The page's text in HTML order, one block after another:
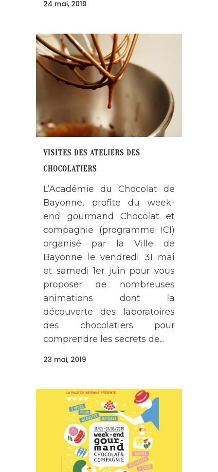
24 mai, 2019
VISITES DES ATELIERS DES
CHOCOLATIERS
L’Académie du Chocolat de
Bayonne, profite du week-
end gourmand Chocolat et
compagnie (programme ICI)
organisé par la Ville de
Bayonne le vendredi 31 mai
et samedi 1er juin pour vous
proposer de nombreuses
animations dont la
découverte des laboratoires
des chocolatiers pour
comprendre les secrets de...
23 mai, 2019